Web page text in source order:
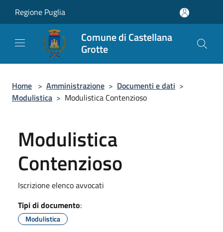
Regione Puglia
Comune di Castellana
Grotte
Home > Amministrazione > Documenti e dati >
Modulistica > Modulistica Contenzioso
Modulistica
Contenzioso
Iscrizione elenco avvocati
Tipi di documento:
Modulistica